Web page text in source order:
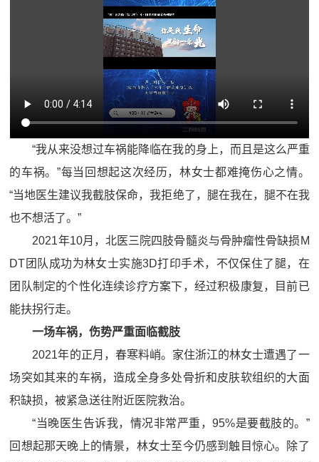
“我从来没想过车祸能降临在我的身上，而且是这么严重
的车祸。”每当回想起这次经历，林女士都难掩伤心之情。
“当地医生建议我截肢保命，我拒绝了，腿在我在，腿不在我
也不想活了。”
2021年10月，北医三院四肢骨髓炎与骨肿瘤性骨缺损M
DT团队成功为林女士实施3D打印手术，不仅保住了腿，在
团队制定的个性化连续诊疗方案下，经过积极康复，目前已
能扶拐行走。
一场车祸，伤势严重面临截肢
2021年的正月，春寒料峭。家住浙江的林女士遭遇了一
场突如其来的车祸，造成全身多处骨折和皮肤软组织的大面
积缺损，被紧急送往附近医院救治。
“当晚医生告诉我，情况非常严重，95%是要截肢的。”
回想起那天晚上的情景，林女士至今仍感到触目惊心。除了